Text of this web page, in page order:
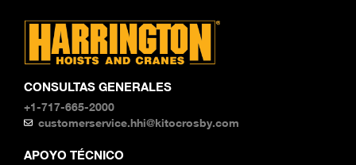
CONSULTAS GENERALES
+1-717-665-2000
customerservice.hhi@kitocrosby.com
APOYO TÉCNICO